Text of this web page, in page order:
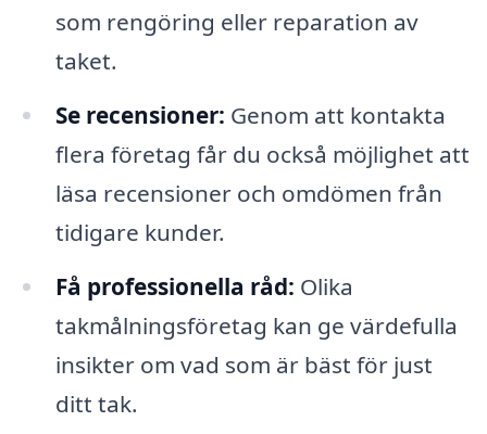
som rengöring eller reparation av
taket.
Se recensioner: Genom att kontakta
flera företag får du också möjlighet att
läsa recensioner och omdömen från
tidigare kunder.
Få professionella råd: Olika
takmålningsföretag kan ge värdefulla
insikter om vad som är bäst för just
ditt tak.